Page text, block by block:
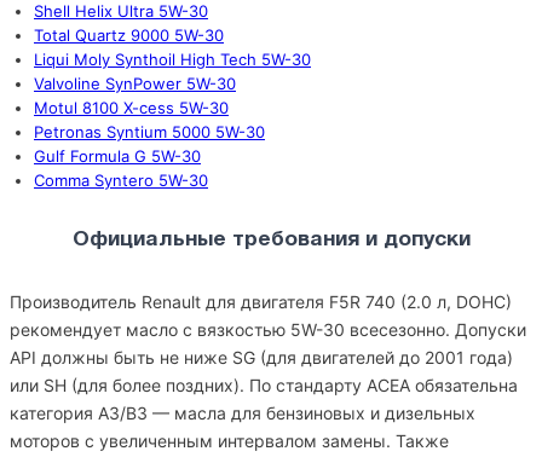
Shell Helix Ultra 5W-30
Total Quartz 9000 5W-30
Liqui Moly Synthoil High Tech 5W-30
Valvoline SynPower 5W-30
Motul 8100 X-cess 5W-30
Petronas Syntium 5000 5W-30
Gulf Formula G 5W-30
Comma Syntero 5W-30
Официальные требования и допуски
Производитель Renault для двигателя F5R 740 (2.0 л, DOHC)
рекомендует масло с вязкостью 5W-30 всесезонно. Допуски
API должны быть не ниже SG (для двигателей до 2001 года)
или SH (для более поздних). По стандарту ACEA обязательна
категория A3/B3 — масла для бензиновых и дизельных
моторов с увеличенным интервалом замены. Также